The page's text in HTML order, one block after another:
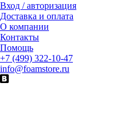
Вход / авторизация
Доставка и оплата
О компании
Контакты
Помощь
+7 (499) 322-10-47
info@foamstore.ru